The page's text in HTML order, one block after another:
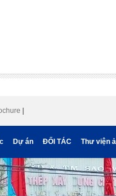
Dự án ĐỐI TÁC Thư viện